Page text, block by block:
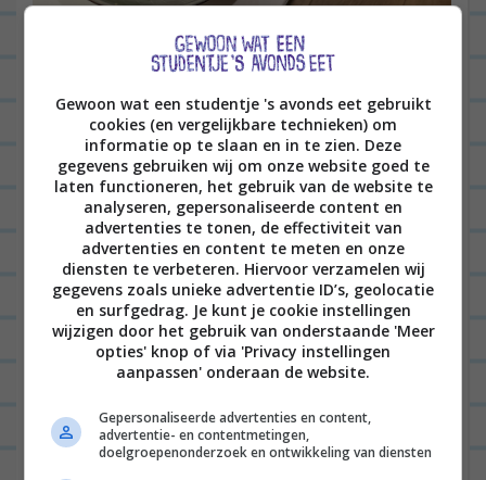
‘s Avonds op de bank heb ik met Jan weer die serie
opgepakt waar we zaterdag aan waren begonnen
en het was nog steeds niet baanbrekend, maar wel
prima (13 geboden). Jan viel om 8 uur in slaap en
Ted en ik zijn om 9 uur naar boven gegaan. Tijd om
weer even een boek te lezen voor het slapen gaan,
om m’n gedachtes even ergens anders te hebben.
Gewoon wat een studentje 's avonds eet gebruikt
cookies (en vergelijkbare technieken) om
informatie op te slaan en in te zien. Deze
gegevens gebruiken wij om onze website goed te
laten functioneren, het gebruik van de website te
analyseren, gepersonaliseerde content en
advertenties te tonen, de effectiviteit van
advertenties en content te meten en onze
diensten te verbeteren. Hiervoor verzamelen wij
gegevens zoals unieke advertentie ID’s, geolocatie
en surfgedrag. Je kunt je cookie instellingen
wijzigen door het gebruik van onderstaande 'Meer
opties' knop of via 'Privacy instellingen
aanpassen' onderaan de website.
Gepersonaliseerde advertenties en content,
advertentie- en contentmetingen,
doelgroepenonderzoek en ontwikkeling van diensten